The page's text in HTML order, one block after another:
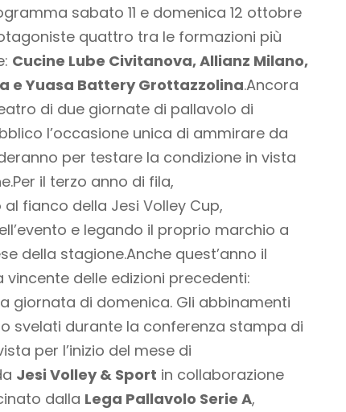
sabato 11 e domenica 12 ottobre
quattro tra le formazioni più
Cucine Lube Civitanova, Allianz Milano,
e Yuasa Battery Grottazzolina.Ancora
di due giornate di pallavolo di
l’occasione unica di ammirare da
per testare la condizione in vista
il terzo anno di fila,
fianco della Jesi Volley Cup,
e legando il proprio marchio a
della stagione.Anche quest’anno il
delle edizioni precedenti:
giornata di domenica. Gli abbinamenti
svelati durante la conferenza stampa di
per l’inizio del mese di
Jesi Volley & Sport in collaborazione
dalla Lega Pallavolo Serie A,